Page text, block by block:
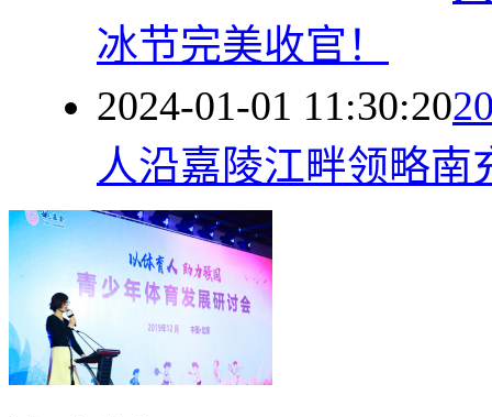
冰节完美收官！
2024-01-01 11:30:20
人沿嘉陵江畔领略南